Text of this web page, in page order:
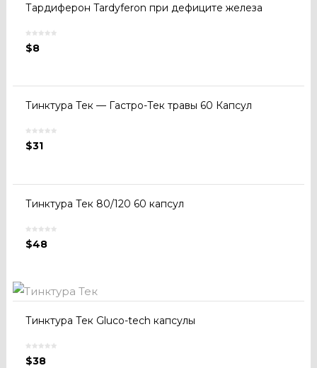
Тардиферон Tardyferon при дефиците железа
$8
Тинктура Тек — Гастро-Тек травы 60 Капсул
$31
Тинктура Тек 80/120 60 капсул
$48
Тинктура Тек Gluco-tech капсулы
$38